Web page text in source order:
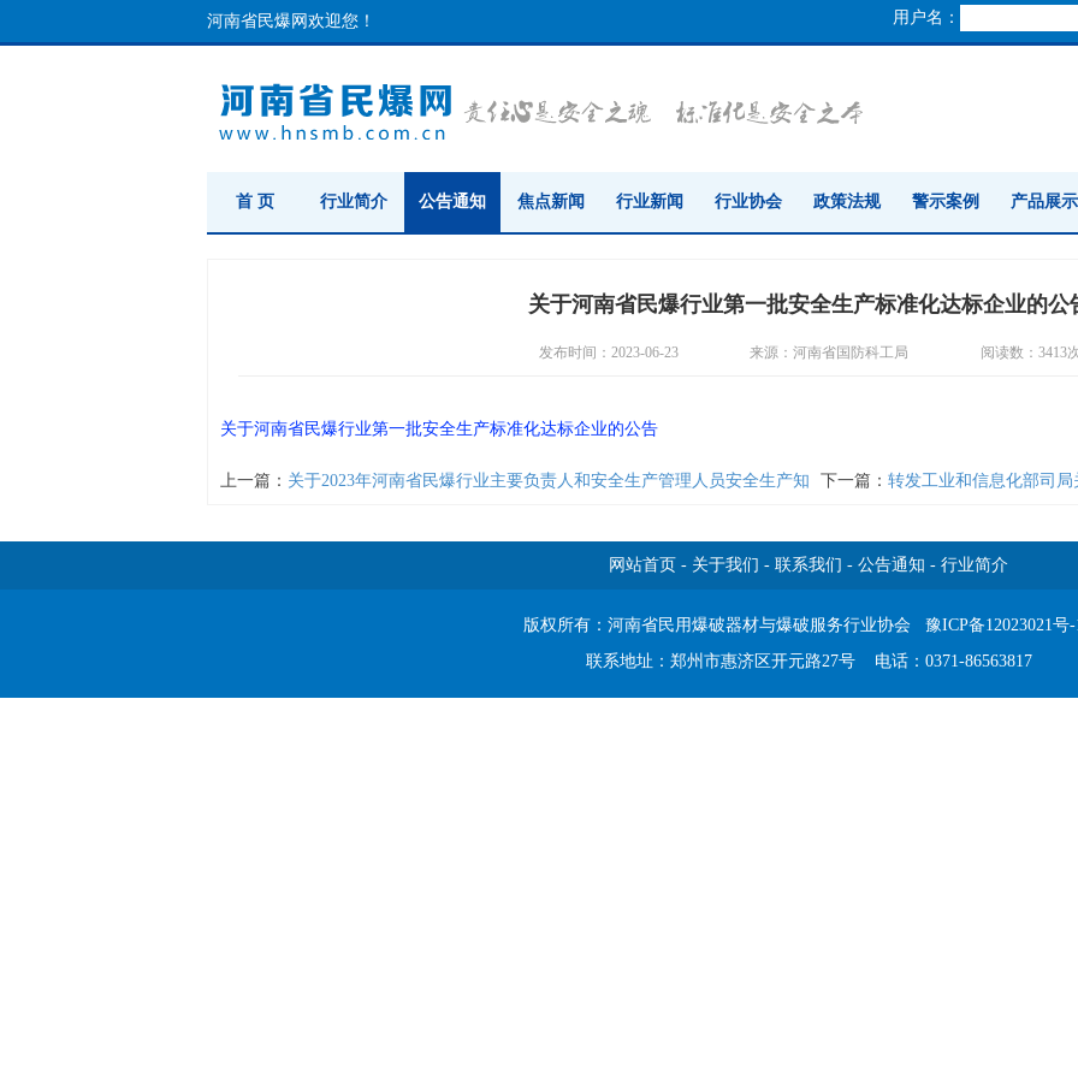
河南省民爆网欢迎您！ 用户名：
首 页 行业简介 公告通知 焦点新闻 行业新闻 行业协会 政策法规 警示案例 产品展示
关于河南省民爆行业第一批安全生产标准化达标企业的公
发布时间：2023-06-23 来源：河南省国防科工局 阅读数： 3413
关于河南省民爆行业第一批安全生产标准化达标企业的公告
上一篇： 关于2023年河南省民爆行业主要负责人和安全生产管理人员安全生产知识和管理能力考核结果的公示
下一篇： 转发工业和信息化部司
网站首页 - 关于我们 - 联系我们 - 公告通知 - 行业简介
版权所有：河南省民用爆破器材与爆破服务行业协会 豫ICP备12023021号-
联系地址：郑州市惠济区开元路27号 电话：0371-86563817